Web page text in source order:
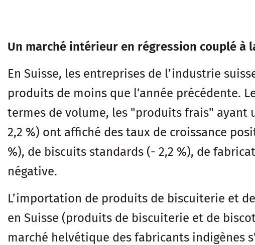
Un marché intérieur en régression couplé à
En Suisse, les entreprises de l’industrie
produits de moins que l’année précédente.
termes de volume, les "produits frais" ayant
2,2 %) ont affiché des taux de croissance
%), de biscuits standards (- 2,2 %), de
négative.
L’importation de produits de biscuiterie et
en Suisse (produits de biscuiterie et de
marché helvétique des fabricants indigènes